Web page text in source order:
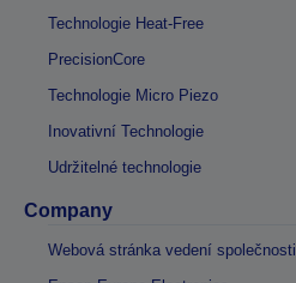
Technologie Heat-Free
PrecisionCore
Technologie Micro Piezo
Inovativní Technologie
Udržitelné technologie
Company
Webová stránka vedení společnosti